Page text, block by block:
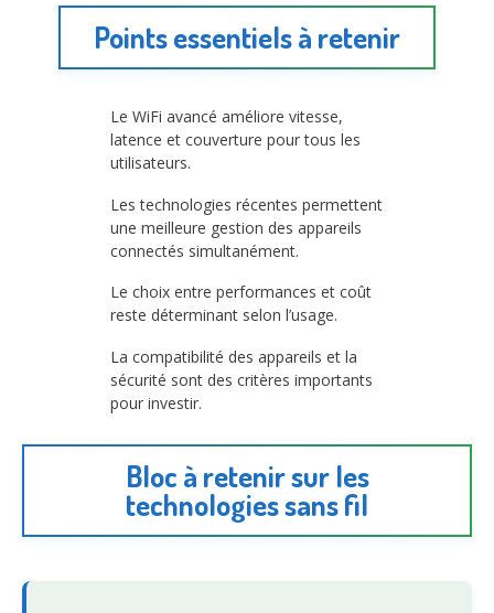
Points essentiels à retenir
Le WiFi avancé améliore vitesse,
latence et couverture pour tous les
utilisateurs.
Les technologies récentes permettent
une meilleure gestion des appareils
connectés simultanément.
Le choix entre performances et coût
reste déterminant selon l’usage.
La compatibilité des appareils et la
sécurité sont des critères importants
pour investir.
Bloc à retenir sur les
technologies sans fil